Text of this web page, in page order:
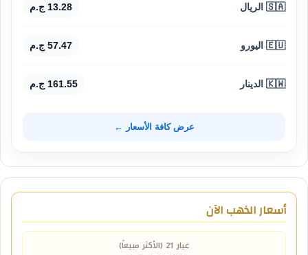
🇸🇦 الريال 13.28 ج.م
🇪🇺 اليورو 57.47 ج.م
🇰🇼 الدينار 161.55 ج.م
عرض كافة الأسعار ←
أسعار الذهب الآن
عيار 21 (الأكثر مبيعاً)